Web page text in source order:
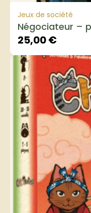
Jeux de société
Négociateur –
25,00€